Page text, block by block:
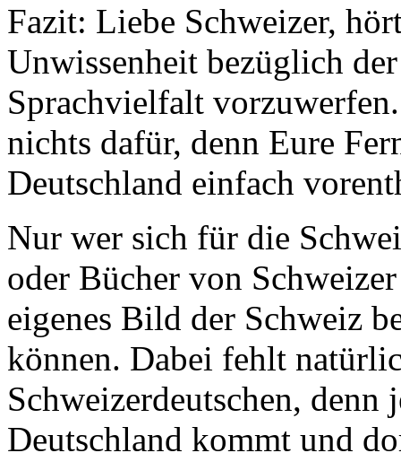
Fazit: Liebe Schweizer,
Unwissenheit bezüglich
Sprachvielfalt
nichts dafür, denn Eure
Deutschland einfach
Nur wer sich für die
oder Bücher von
eigenes Bild der Schweiz
können. Dabei fehlt
Schweizerdeutschen, denn
Deutschland kommt und